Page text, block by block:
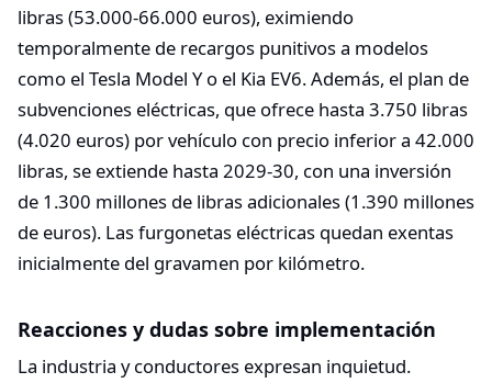
libras (53.000-66.000 euros), eximiendo
temporalmente de recargos punitivos a modelos
como el Tesla Model Y o el Kia EV6. Además, el plan de
subvenciones eléctricas, que ofrece hasta 3.750 libras
(4.020 euros) por vehículo con precio inferior a 42.000
libras, se extiende hasta 2029-30, con una inversión
de 1.300 millones de libras adicionales (1.390 millones
de euros). Las furgonetas eléctricas quedan exentas
inicialmente del gravamen por kilómetro.​
Reacciones y dudas sobre implementación
La industria y conductores expresan inquietud.